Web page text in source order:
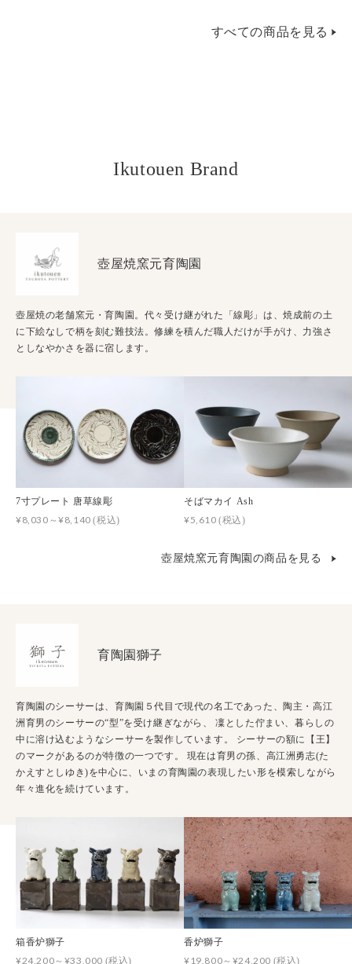
すべての商品を見る
Ikutouen Brand
壺屋焼窯元育陶園
壺屋焼の老舗窯元・育陶園。代々受け継がれた「線彫」は、焼成前の土
に下絵なしで柄を刻む難技法。修練を積んだ職人だけが手がけ、力強さ
としなやかさを器に宿します。
7寸プレート 唐草線彫
¥8,030～¥8,140(税込)
そばマカイ Ash
¥5,610(税込)
壺屋焼窯元育陶園の商品を見る
育陶園獅子
育陶園のシーサーは、育陶園５代目で現代の名工であった、陶主・高江
洲育男のシーサーの“型”を受け継ぎながら、 凜とした佇まい、暮らしの
中に溶け込むようなシーサーを製作しています。 シーサーの額に【王】
のマークがあるのが特徴の一つです。 現在は育男の孫、高江洲勇志(た
かえすとしゆき)を中心に、いまの育陶園の表現したい形を模索しながら
年々進化を続けています。
箱香炉獅子
¥24,200～¥33,000 (税込)
香炉獅子
¥19,800～¥24,200 (税込)